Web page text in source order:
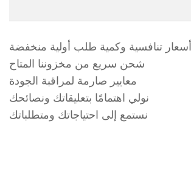
أسعار تنافسية وكمية طلب أولية منخفضة
شحن سريع من مخزوننا المتاح
معايير صارمة لمراقبة الجودة
نولي اهتمامًا بتعليقاتك ونصائحك
نستمع إلى احتياجاتك ومتطلباتك